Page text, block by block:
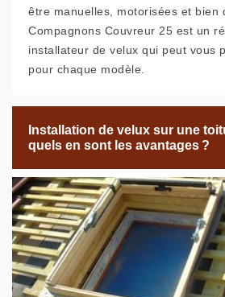
être manuelles, motorisées et bien
Compagnons Couvreur 25 est un
installateur de velux qui peut vous
pour chaque modèle.
Installation de velux sur une
quels en sont les avantages ?